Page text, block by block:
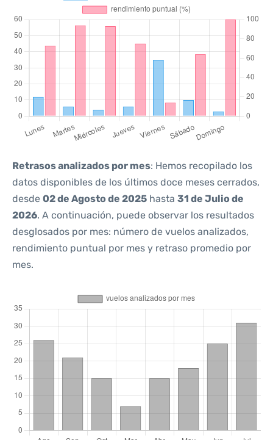
Retrasos analizados por mes: Hemos recopilado los
datos disponibles de los últimos doce meses cerrados,
desde 02 de Agosto de 2025 hasta 31 de Julio de
2026. A continuación, puede observar los resultados
desglosados por mes: número de vuelos analizados,
rendimiento puntual por mes y retraso promedio por
mes.